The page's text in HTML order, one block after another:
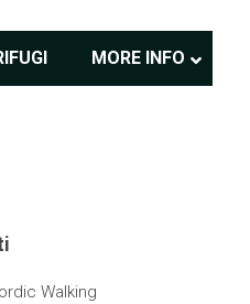
MORE INFO
Walking